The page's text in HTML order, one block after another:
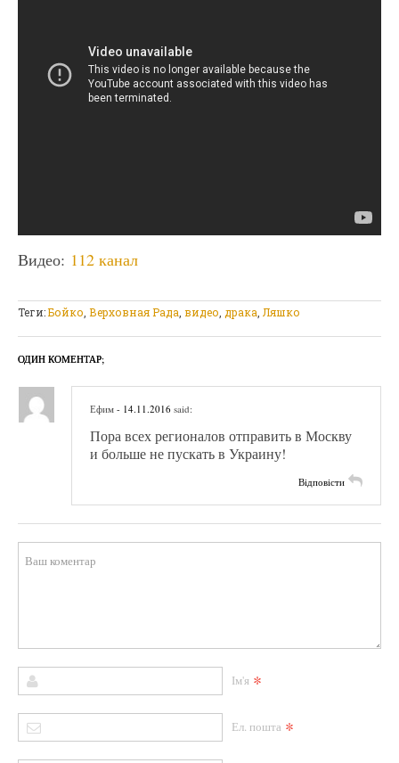
Видео: 112 канал
Теги:Бойко, Верховная Рада, видео, драка, Ляшко
ОДИН КОМЕНТАР;
Ефим - 14.11.2016 said:
Пора всех регионалов отправить в Москву
и больше не пускать в Украину!
Відповісти
Ім'я *
Ел. пошта *